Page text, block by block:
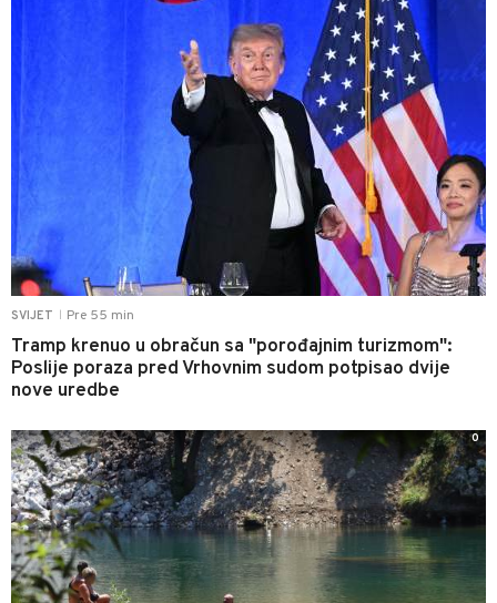
SVIJET Pre 55 min
Tramp krenuo u obračun sa "porođajnim turizmom":
Poslije poraza pred Vrhovnim sudom potpisao dvije
nove uredbe
0